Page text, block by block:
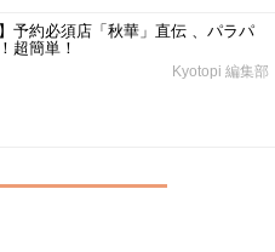
予約必須店「秋華」直伝 、パラパ
超簡単！
Kyotopi 編集部